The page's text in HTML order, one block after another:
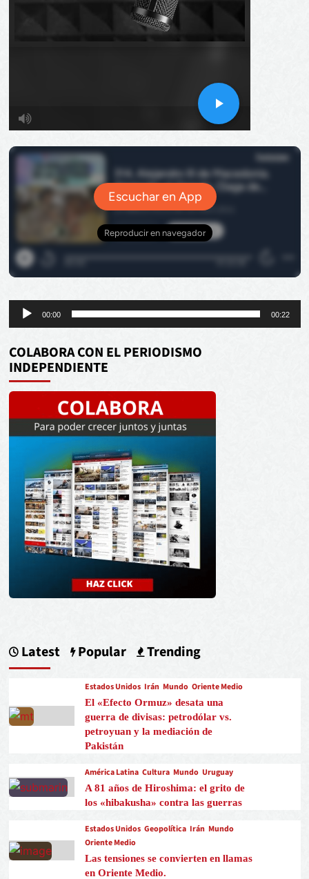
Reproductor
de
audio
00:00 00:22
COLABORA CON EL PERIODISMO
INDEPENDIENTE
Latest Popular Trending
Estados Unidos Irán Mundo Oriente Medio
El «Efecto Ormuz» desata una
guerra de divisas: petrodólar vs.
petroyuan y la mediación de
Pakistán
América Latina Cultura Mundo Uruguay
A 81 años de Hiroshima: el grito de
los «hibakusha» contra las guerras
Estados Unidos Geopolítica Irán Mundo
Oriente Medio
Las tensiones se convierten en llamas
en Oriente Medio.